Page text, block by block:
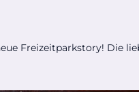
Freizeitparkstory! Die